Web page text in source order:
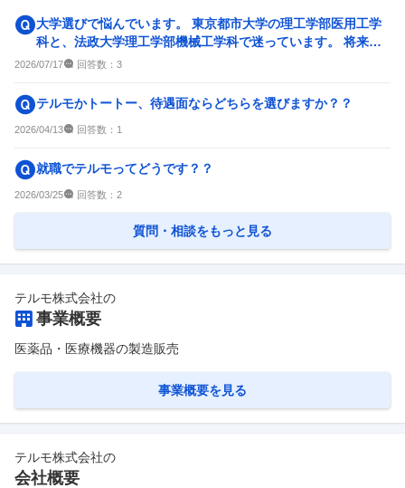
大学選びで悩んでいます。 東京都市大学の理工学部医用工学
科と、法政大学理工学部機械工学科で迷っています。 将来的
には医療機器メーカーの...
2026/07/17 回答数： 3
テルモかトートー、待遇面ならどちらを選びますか？？
2026/04/13 回答数： 1
就職でテルモってどうです？？
2026/03/25 回答数： 2
質問・相談をもっと見る
テルモ株式会社の
事業概要
医薬品・医療機器の製造販売
事業概要を見る
テルモ株式会社の
会社概要